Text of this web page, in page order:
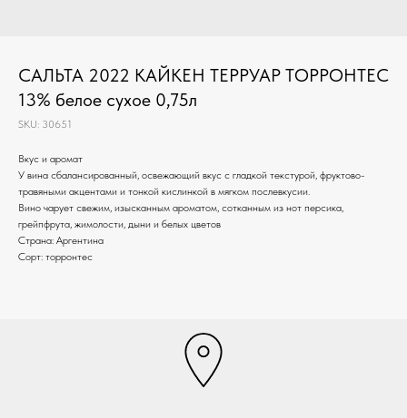
САЛЬТА 2022 КАЙКЕН ТЕРРУАР ТОРРОНТЕС
13% белое сухое 0,75л
SKU: 30651
Вкус и аромат
У вина сбалансированный, освежающий вкус с гладкой текстурой, фруктово-
травяными акцентами и тонкой кислинкой в мягком послевкусии.
Вино чарует свежим, изысканным ароматом, сотканным из нот персика,
грейпфрута, жимолости, дыни и белых цветов
Страна: Аргентина
Сорт: торронтес